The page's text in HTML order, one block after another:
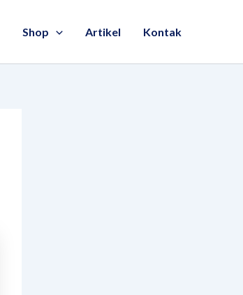
Shop Artikel Kontak